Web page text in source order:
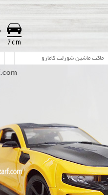
ماکت ماشین شورلت کامارو